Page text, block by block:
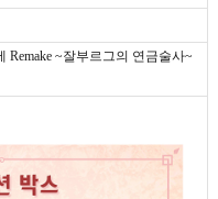
Remake ~잘부르그의 연금술사~